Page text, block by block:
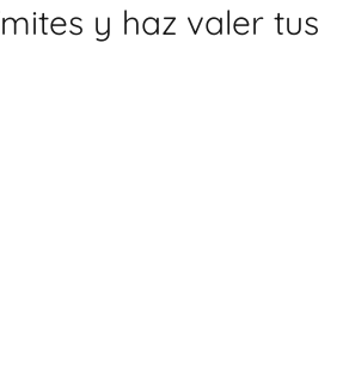
y haz valer tus